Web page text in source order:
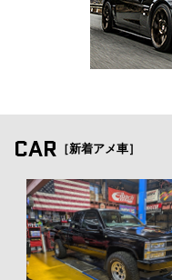
CAR ［新着アメ車］